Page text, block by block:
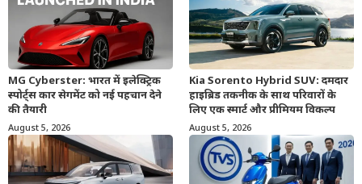
MG Cyberster: भारत में इलेक्ट्रिक
स्पोर्ट्स कार सेगमेंट को नई पहचान देने
की तैयारी
August 5, 2026
Kia Sorento Hybrid SUV: दमदार
हाइब्रिड तकनीक के साथ परिवारों के
लिए एक स्मार्ट और प्रीमियम विकल्प
August 5, 2026